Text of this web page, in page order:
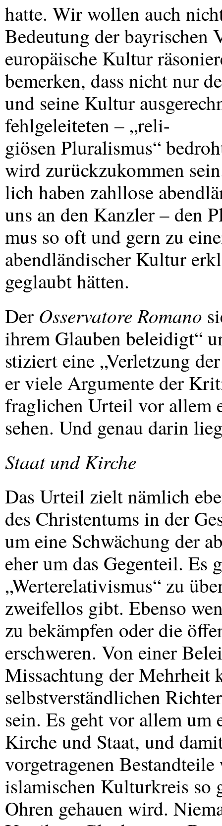
hatte. Wir wollen auch
Bedeutung der bayrischen
europäische Kultur
bemerken, dass nicht nur
und seine Kultur
fehlgeleiteten – „reli-
giösen Pluralismus“
wird zurückzukommen
lich haben zahllose
uns an den Kanzler – den
mus so oft und gern zu
abendländischer Kultur
geglaubt hätten.
Der Osservatore Romano
ihrem Glauben beleidigt“
stiziert eine „Verletzung
er viele Argumente der
fraglichen Urteil vor allem
sehen. Und genau darin
Staat und Kirche
Das Urteil zielt nämlich
des Christentums in der
um eine Schwächung der
eher um das Gegenteil. Es
„Werterelativismus“ zu
zweifellos gibt. Ebenso
zu bekämpfen oder die
erschweren. Von einer
Missachtung der Mehrheit
selbstverständlichen
sein. Es geht vor allem
Kirche und Staat, und
vorgetragenen
islamischen Kulturkreis so
Ohren gehauen wird.